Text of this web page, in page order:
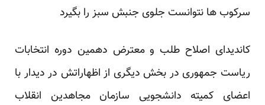
سرکوب ها نتوانست جلوی جنبش سبز را بگیرد
کاندیدای اصلاح طلب و معترض دهمین دوره انتخابات
ریاست جمهوری در بخش دیگری از اظهاراتش در دیدار با
اعضای کمیته دانشجویی سازمان مجاهدین انقلاب